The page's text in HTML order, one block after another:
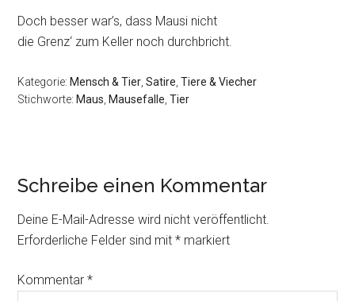
Doch besser war’s, dass Mausi nicht
die Grenz‘ zum Keller noch durchbricht.
Kategorie: Mensch & Tier ,Satire ,Tiere & Viecher
Stichworte: Maus Mausefalle ,Tier
Schreibe einen Kommentar
Deine E-Mail-Adresse wird nicht veröffentlicht.
Erforderliche Felder sind mit* markiert
Kommentar*